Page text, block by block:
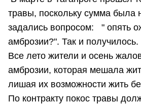
травы, поскольку сумма была
задались вопросом: " опять
амброзии?". Так и получилось.
Все лето жители и осень
амброзии, которая мешала
лишая их возможности жить
По контракту покос травы